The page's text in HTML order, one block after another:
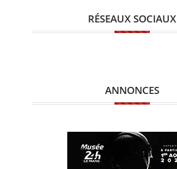
RÉSEAUX SOCIAUX
ANNONCES